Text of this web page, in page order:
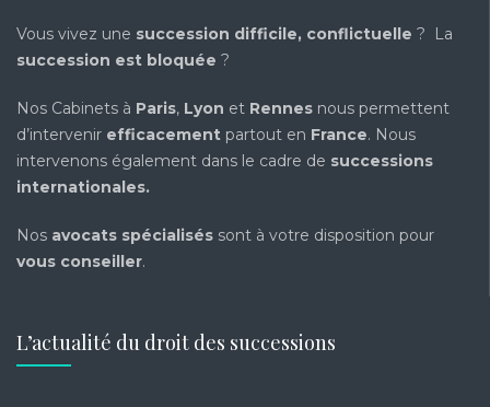
Vous vivez une succession difficile, conflictuelle ? La
succession est bloquée ?
Nos Cabinets à Paris, Lyon et Rennes nous permettent
d’intervenir efficacement partout en France. Nous
intervenons également dans le cadre de successions
internationales.
Nos avocats spécialisés sont à votre disposition pour
vous conseiller.
L’actualité du droit des successions